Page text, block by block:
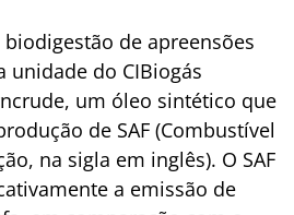
de apreensões
unidade do CIBiogás
um óleo sintético que
de SAF (Combustível
na sigla em inglês). O SAF
a emissão de